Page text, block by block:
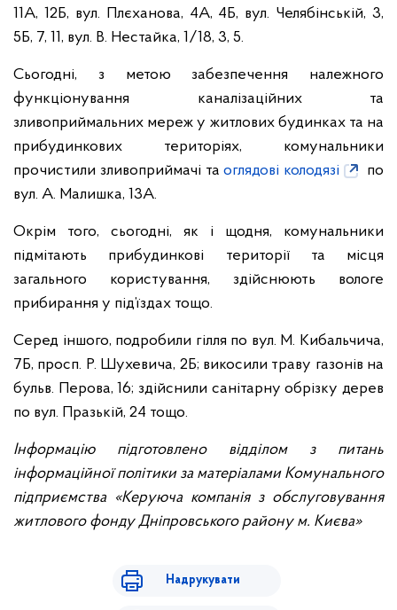
11А, 12Б, вул. Плєханова, 4А, 4Б, вул. Челябінській, 3,
5Б, 7, 11, вул. В. Нестайка, 1/18, 3, 5.
Сьогодні, з метою забезпечення належного
функціонування каналізаційних та
зливоприймальних мереж у житлових будинках та на
прибудинкових територіях, комунальники
прочистили зливоприймачі таоглядові колодязі
по
вул. А. Малишка, 13А.
Окрім того, сьогодні, як і щодня, комунальники
підмітають прибудинкові території та місця
загального користування, здійснюють вологе
прибирання у під’їздах тощо.
Серед іншого, подробили гілля по вул. М. Кибальчича,
7Б, просп. Р. Шухевича, 2Б; викосили траву газонів на
бульв. Перова, 16; здійснили санітарну обрізку дерев
по вул. Празькій, 24 тощо.
Інформацію підготовлено відділом з питань
інформаційної політики за матеріалами Комунального
підприємства «Керуюча компанія з обслуговування
житлового фонду Дніпровського району м. Києва»
Надрукувати